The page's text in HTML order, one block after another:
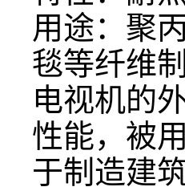
用途：聚
毯等纤维
电视机的
性能，被
于制造建